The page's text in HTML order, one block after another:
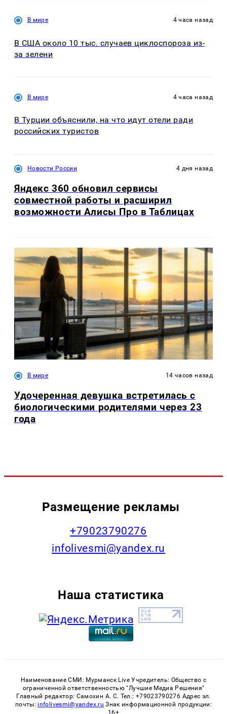
В мире 4 часа назад
В США около 10 тыс. случаев циклоспороза из-
за зелени
В мире 4 часа назад
В Турции объяснили, на что идут отели ради
российских туристов
Новости России 4 дня назад
Яндекс 360 обновил сервисы
совместной работы и расширил
возможности Алисы Про в Таблицах
В мире 14 часов назад
Удочеренная девушка встретилась с
биологическими родителями через 23
года
Размещение рекламы
+79023790276
infolivesmi@yandex.ru
Наша статистика
Наименование СМИ: Мурманск Live Учредитель: Общество с
ограниченной ответственностью "Лучшие Медиа Решения"
Главный редактор: Самохин А. С. Тел.: +79023790276 Адрес эл.
почты: infolivesmi@yandex.ru Знак информационной продукции:
16+